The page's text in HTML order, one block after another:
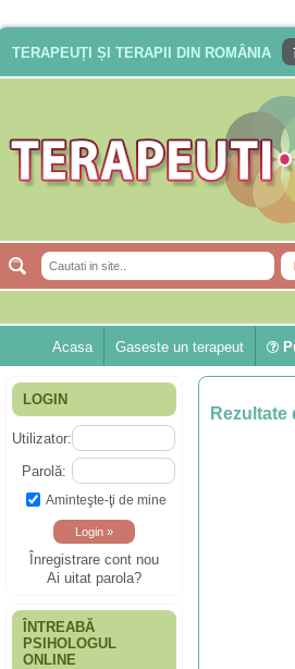
TERAPEUȚI ȘI TERAPII DIN ROMÂNIA
Acasa Gaseste un terapeut
LOGIN
Utilizator:
Parolă:
Aminteşte-ţi de mine
Înregistrare cont nou
Ai uitat parola?
ÎNTREABĂ
PSIHOLOGUL
ONLINE
Rezultate